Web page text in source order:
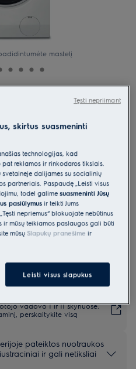
mastelį
su garų
Gaminio informacijos lapas
mašina atšviežina drabužius bet
naudokite greitąją
įskaitant skalbimo kapsules.
vadovo I ir II skyriuose.
perskaitykite visą
pateiktos nuotraukos
ir gali netiksliai
skirtus suasmeninti
technologijas, kad
reklamos ir rinkodaros tikslais.
svetainėje dalijamės su socialinių
partneriais. Paspaudę „Leisti visus
todėl galimesuasmeninti Jūsų
pasiūlymus ir teikti Jums
nepriėmus“ blokuojate nebūtinus
ir mūsų teikiamos paslaugos gali būti
mūsų Slapukų pranešime ir
Leisti visus slapukus
Tęsti nepriimant